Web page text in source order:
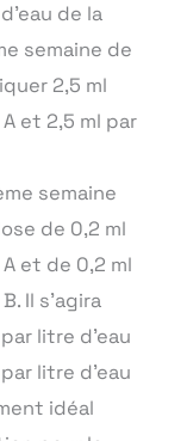
de la
semaine de
2,5 ml
et 2,5 ml par
semaine
de 0,2 ml
et de 0,2 ml
Il s’agira
litre d’eau
litre d’eau
idéal